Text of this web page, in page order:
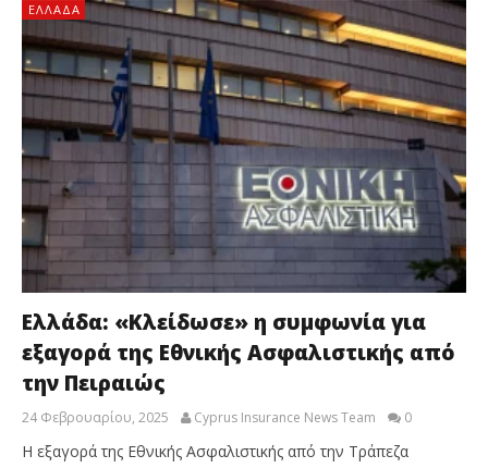
ΕΛΛΆΔΑ
Ελλάδα: «Κλείδωσε» η συμφωνία για
εξαγορά της Εθνικής Ασφαλιστικής από
την Πειραιώς
24 Φεβρουαρίου, 2025 Cyprus Insurance News Team 0
Η εξαγορά της Εθνικής Ασφαλιστικής από την Τράπεζα